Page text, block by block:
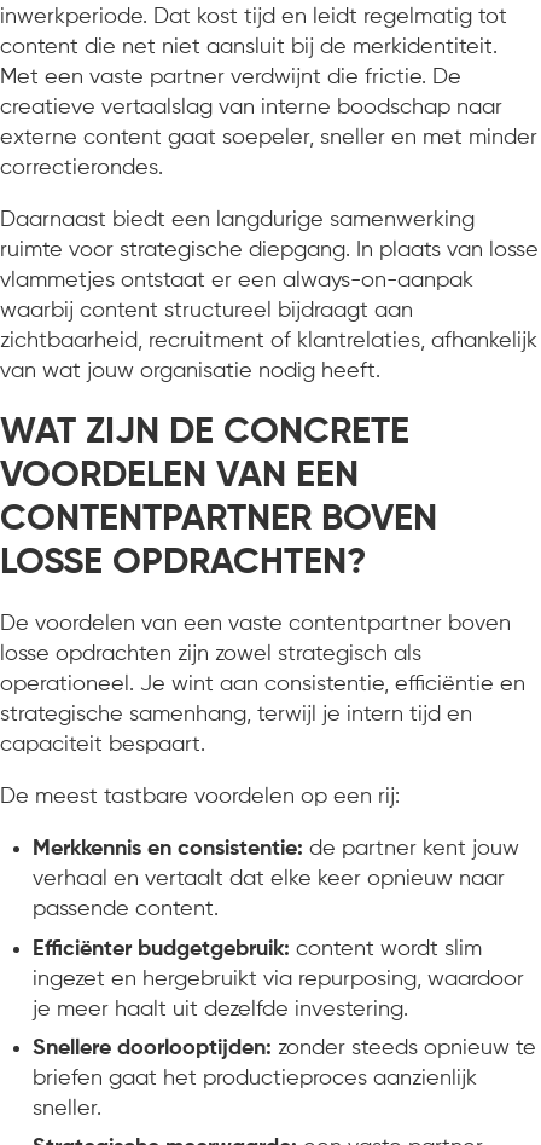
inwerkperiode. Dat kost tijd en leidt regelmatig tot
content die net niet aansluit bij de merkidentiteit.
Met een vaste partner verdwijnt die frictie. De
creatieve vertaalslag van interne boodschap naar
externe content gaat soepeler, sneller en met minder
correctierondes.
Daarnaast biedt een langdurige samenwerking
ruimte voor strategische diepgang. In plaats van losse
vlammetjes ontstaat er een always-on-aanpak
waarbij content structureel bijdraagt aan
zichtbaarheid, recruitment of klantrelaties, afhankelijk
van wat jouw organisatie nodig heeft.
WAT ZIJN DE CONCRETE
VOORDELEN VAN EEN
CONTENTPARTNER BOVEN
LOSSE OPDRACHTEN?
De voordelen van een vaste contentpartner boven
losse opdrachten zijn zowel strategisch als
operationeel. Je wint aan consistentie, efficiëntie en
strategische samenhang, terwijl je intern tijd en
capaciteit bespaart.
De meest tastbare voordelen op een rij:
Merkkennis en consistentie: de partner kent jouw
verhaal en vertaalt dat elke keer opnieuw naar
passende content.
Efficiënter budgetgebruik: content wordt slim
ingezet en hergebruikt via repurposing, waardoor
je meer haalt uit dezelfde investering.
Snellere doorlooptijden: zonder steeds opnieuw te
briefen gaat het productieproces aanzienlijk
sneller.